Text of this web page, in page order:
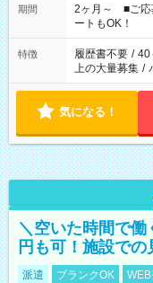
など、あなたの
ーク希望の方へ
のお仕事の勤務
ません
期間
2ヶ月～ ■ご応
ートもOK！
特徴 履歴書不要 / 40
上の大量募集 /
気になる！
＼空いた時間で
円も可！施設での
派遣 ブランクOK